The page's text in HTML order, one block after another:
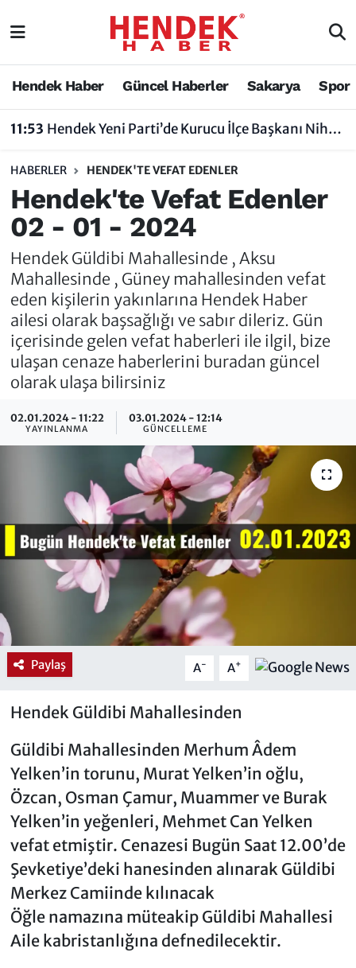
Hendek Haber Güncel Haberler Sakarya Spor
11:53 Hendek Yeni Parti’de Kurucu İlçe Başkanı Nihat Bayraktar Oldu
HABERLER HENDEK'TE VEFAT EDENLER
Hendek'te Vefat Edenler
02 - 01 - 2024
Hendek Güldibi Mahallesinde , Aksu
Mahallesinde , Güney mahallesinden vefat
eden kişilerin yakınlarına Hendek Haber
ailesi olarak başsağlığı ve sabır dileriz. Gün
içerisinde gelen vefat haberleri ile ilgil, bize
ulaşan cenaze haberlerini buradan güncel
olarak ulaşa bilirsiniz
02.01.2024 - 11:22
YAYINLANMA
03.01.2024 - 12:14
GÜNCELLEME
Paylaş A- A+
Hendek Güldibi Mahallesinden
Güldibi Mahallesinden Merhum Âdem
Yelken’in torunu, Murat Yelken’in oğlu,
Özcan, Osman Çamur, Muammer ve Burak
Yelken’in yeğenleri, Mehmet Can Yelken
vefat etmiştir. Cenazesi Bugün Saat 12.00’de
Şevketiye’deki hanesinden alınarak Güldibi
Merkez Camiinde kılınacak
Öğle namazına müteakip Güldibi Mahallesi
Aile kabristanlığına defnedilecektir.
Hendek Haber
Nöbetçi Eczaneler
Vefat Edenler
Hendek Haber
Hakkında
Hendek Haber Reklam Servisi
Künye
İletişim
Sakarya Nöbetçi Eczaneler
Sakarya Trafik Yoğunluk Haritası
Tüm Manşetler
Son Dakika Haberleri
Haber Arşivi